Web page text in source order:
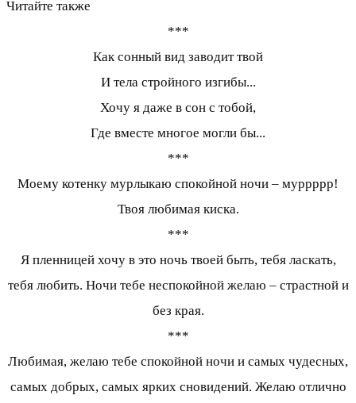
Читайте также
***
Как сонный вид заводит твой
И тела стройного изгибы...
Хочу я даже в сон с тобой,
Где вместе многое могли бы...
***
Моему котенку мурлыкаю спокойной ночи – муррррр!
Твоя любимая киска.
***
Я пленницей хочу в это ночь твоей быть, тебя ласкать,
тебя любить. Ночи тебе неспокойной желаю – страстной и
без края.
***
Любимая, желаю тебе спокойной ночи и самых чудесных,
самых добрых, самых ярких сновидений. Желаю отлично